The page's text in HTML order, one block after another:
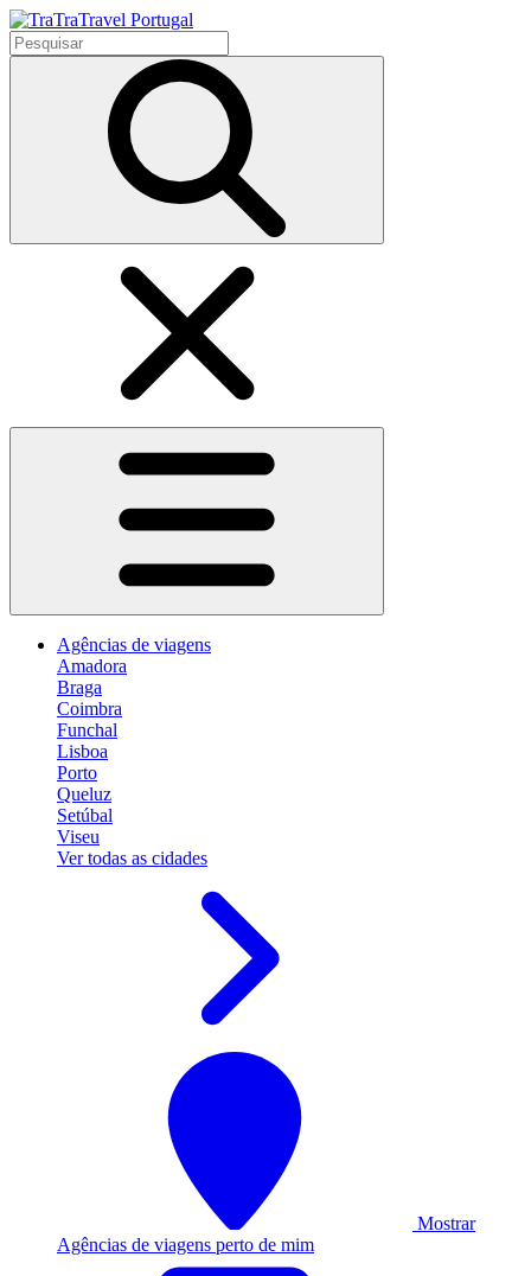
Agências de viagens
Amadora
Braga
Coimbra
Funchal
Lisboa
Porto
Queluz
Setúbal
Viseu
Ver todas as cidades
Mostrar
Agências de viagens perto de mim